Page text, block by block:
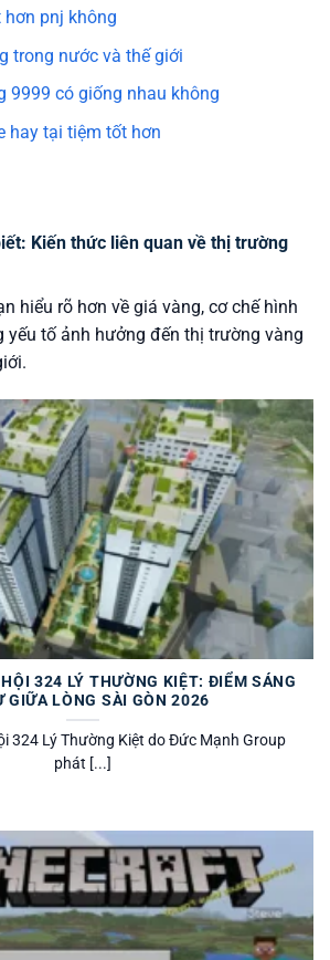
pnj không
trong nước và thế giới
9999 có giống nhau không
hay tại tiệm tốt hơn
Kiến thức liên quan về thị trường
hiểu rõ hơn về giá vàng, cơ chế hình
yếu tố ảnh hưởng đến thị trường vàng
324 LÝ THƯỜNG KIỆT: ĐIỂM SÁNG
GIỮA LÒNG SÀI GÒN 2026
324 Lý Thường Kiệt do Đức Mạnh Group
phát [...]